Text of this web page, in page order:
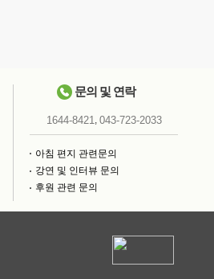
문의 및 연락
1644-8421, 043-723-2033
아침 편지 관련문의
강연 및 인터뷰 문의
후원 관련 문의